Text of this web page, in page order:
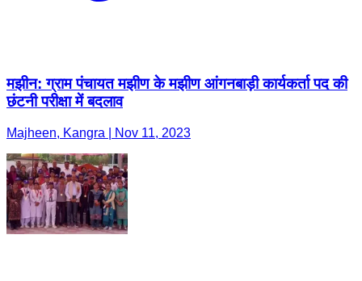
मझीन: ग्राम पंचायत म‌‌झीण के म‌‌झीण आंगनबाड़ी कार्यकर्ता पद की
छंटनी परीक्षा में बदलाव
Majheen, Kangra | Nov 11, 2023